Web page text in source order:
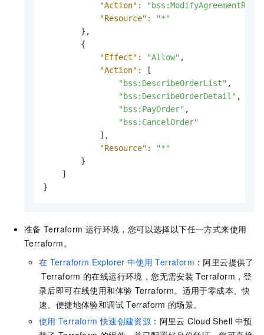
"Action":
"Resource":
"*"
        },
        {
"Effect":
"Allow" ,
"Action":
[
"bss:DescribeOrderList" ,
"bss:DescribeOrderDetail" ,
"bss:PayOrder" ,
"bss:CancelOrder"
            ],
"Resource":
"*"
        }
    ]
}
准备 Terraform 运行环境，您可以选择以下任一方式来使用
Terraform。
在 Terraform Explorer 中使用 Terraform ：阿里云提供了
Terraform 的在线运行环境，您无需安装 Terraform，登
录后即可在线使用和体验 Terraform。适用于零成本、快
速、便捷地体验和调试 Terraform 的场景。
使用 Terraform 快速创建资源 ：阿里云 Cloud Shell 中预